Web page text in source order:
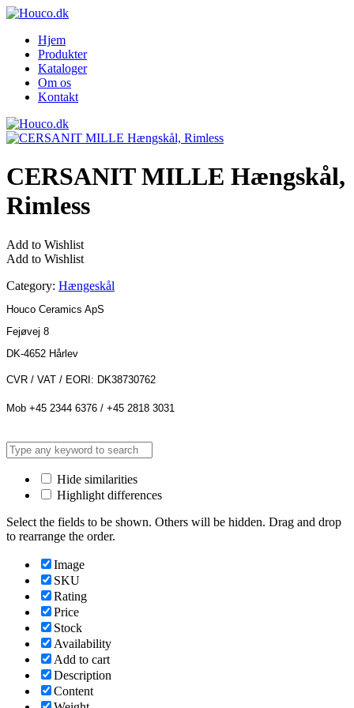
Hjem
Produkter
Kataloger
Om os
Kontakt
CERSANIT MILLE Hængskål,
Rimless
Add to Wishlist
Add to Wishlist
Category: Hængeskål
Houco Ceramics ApS
Fejøvej 8
DK-4652 Hårlev
CVR / VAT / EORI: DK38730762
Mob +45 2344 6376 / +45 2818 3031
Hide similarities
Highlight differences
Select the fields to be shown. Others will be hidden. Drag and drop
to rearrange the order.
Image
SKU
Rating
Price
Stock
Availability
Add to cart
Description
Content